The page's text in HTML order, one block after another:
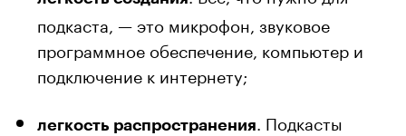
подкаста, — это микрофон, звуковое
программное обеспечение, компьютер и
подключение к интернету;
легкость распространения
. Подкасты